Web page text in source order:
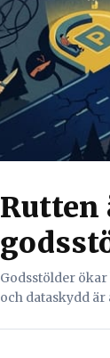
Rutten
Godsstölder
och dataskydd